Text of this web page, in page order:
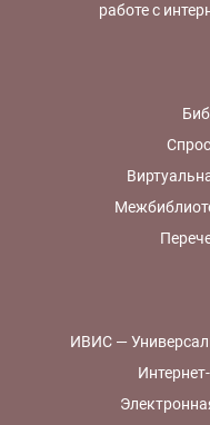
работе с
ИВИС —